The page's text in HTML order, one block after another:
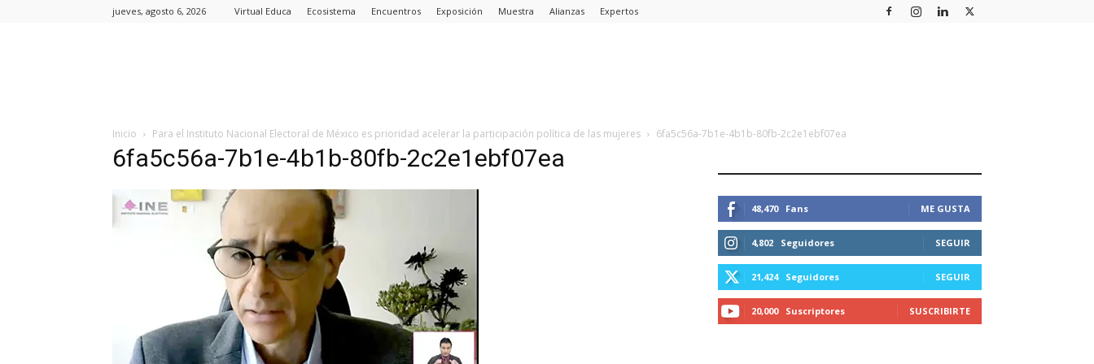
jueves, agosto 6, 2026 Virtual Educa Ecosistema Encuentros Exposición Muestra Alianzas Expertos
Inicio Para el Instituto Nacional Electoral de México es prioridad acelerar la participación política de las mujeres 6fa5c56a-7b1e-4b1b-80fb-2c2e1ebf07ea
6fa5c56a-7b1e-4b1b-80fb-2c2e1ebf07ea
48,470 Fans ME GUSTA
4,802 Seguidores SEGUIR
21,424 Seguidores SEGUIR
20,000 Suscriptores SUSCRIBIRTE